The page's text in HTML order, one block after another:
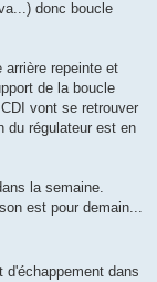
donc boucle
repeinte et
de la boucle
vont se retrouver
du régulateur est en
la semaine.
est pour demain...
d'échappement dans